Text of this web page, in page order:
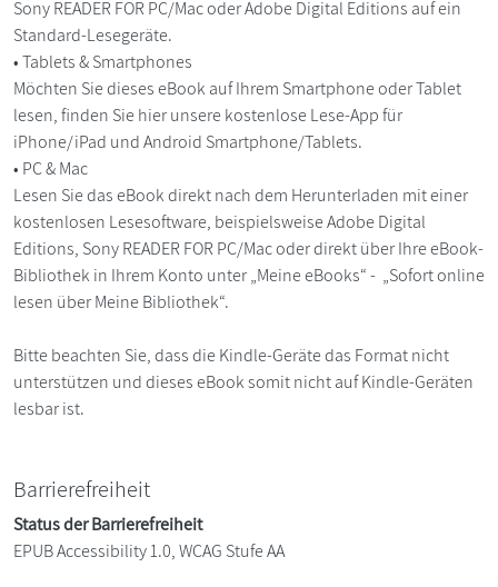
Sony READER FOR PC/Mac oder Adobe Digital Editions auf ein
Standard-Lesegeräte.
• Tablets & Smartphones
Möchten Sie dieses eBook auf Ihrem Smartphone oder Tablet
lesen, finden Sie hier unsere kostenlose Lese-App für
iPhone/iPad und Android Smartphone/Tablets.
• PC & Mac
Lesen Sie das eBook direkt nach dem Herunterladen mit einer
kostenlosen Lesesoftware, beispielsweise Adobe Digital
Editions, Sony READER FOR PC/Mac oder direkt über Ihre eBook-
Bibliothek in Ihrem Konto unter „Meine eBooks“ - „Sofort online
lesen über Meine Bibliothek“.
Bitte beachten Sie, dass die Kindle-Geräte das Format nicht
unterstützen und dieses eBook somit nicht auf Kindle-Geräten
lesbar ist.
Barrierefreiheit
Status der Barrierefreiheit
EPUB Accessibility 1.0, WCAG Stufe AA